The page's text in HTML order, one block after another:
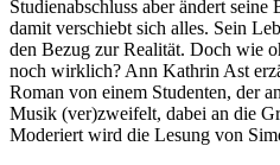
Studienabschluss aber ändert
damit verschiebt sich alles. Sein
den Bezug zur Realität. Doch wie
noch wirklich? Ann Kathrin Ast
Roman von einem Studenten, der
Musik (ver)zweifelt, dabei an die
Moderiert wird die Lesung von